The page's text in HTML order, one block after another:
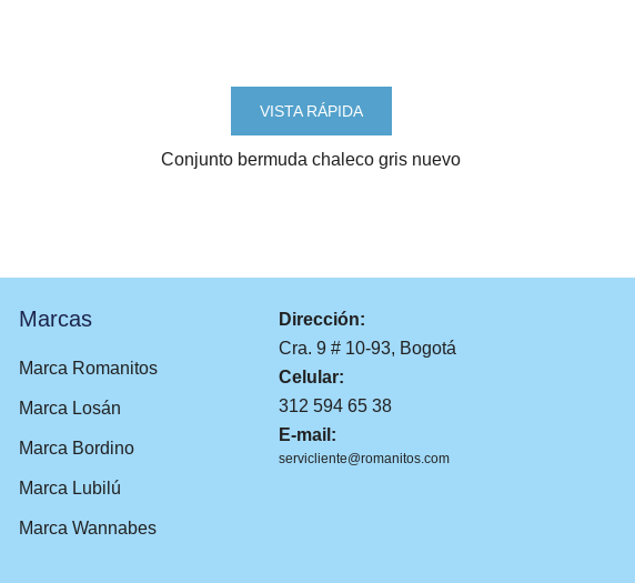
VISTA RÁPIDA
Conjunto bermuda chaleco gris nuevo
Marcas
Marca Romanitos
Marca Losán
Marca Bordino
Marca Lubilú
Marca Wannabes
Dirección:
Cra. 9 # 10-93, Bogotá
Celular:
312 594 65 38
E-mail:
servicliente@romanitos.com